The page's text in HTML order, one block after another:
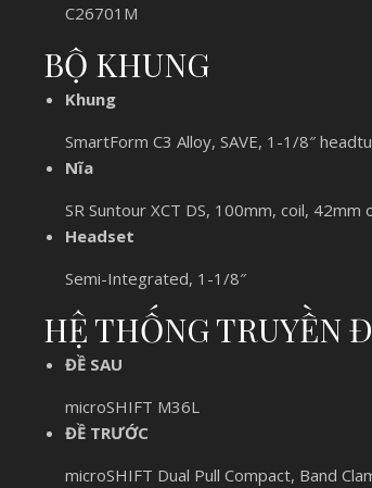
C26701M
BỘ KHUNG
Khung
SmartForm C3 Alloy, SAVE, 1-1/8″
Nĩa
SR Suntour XCT DS, 100mm, coil,
Headset
Semi-Integrated, 1-1/8″
HỆ THỐNG TRUYỀN
ĐỀ SAU
microSHIFT M36L
ĐỀ TRƯỚC
microSHIFT Dual Pull Compact, Band